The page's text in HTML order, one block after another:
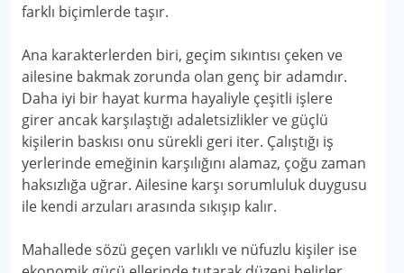
farklı biçimlerde taşır.
Ana karakterlerden biri, geçim sıkıntısı çeken ve
ailesine bakmak zorunda olan genç bir adamdır.
Daha iyi bir hayat kurma hayaliyle çeşitli işlere
girer ancak karşılaştığı adaletsizlikler ve güçlü
kişilerin baskısı onu sürekli geri iter. Çalıştığı iş
yerlerinde emeğinin karşılığını alamaz, çoğu zaman
haksızlığa uğrar. Ailesine karşı sorumluluk duygusu
ile kendi arzuları arasında sıkışıp kalır.
Mahallede sözü geçen varlıklı ve nüfuzlu kişiler ise